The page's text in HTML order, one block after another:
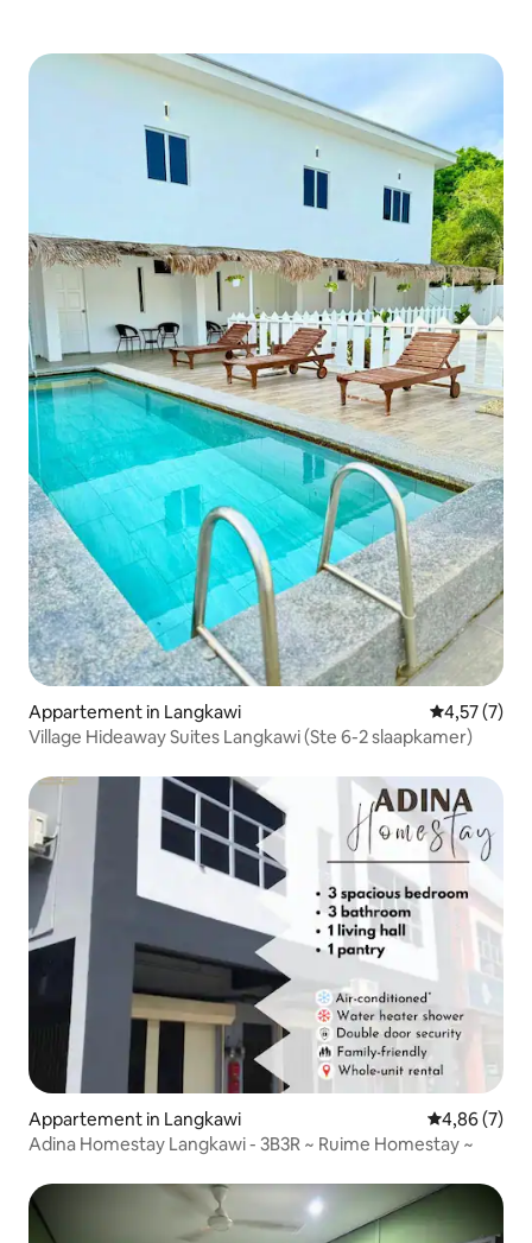
Appartement in Langkawi
4,57 (7)
Village Hideaway Suites Langkawi (Ste 6-2 slaapkamer)
Appartement in Langkawi Gemiddelde
4,86 (7)
Adina Homestay Langkawi - 3B3R ~ Ruime Homestay ~